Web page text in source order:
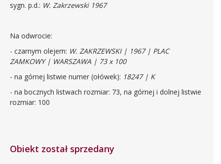
sygn. p.d.: W. Zakrzewski 1967
Na odwrocie:
- czarnym olejem: W. ZAKRZEWSKI | 1967 | PLAC
ZAMKOWY | WARSZAWA | 73 x 100
- na górnej listwie numer (ołówek): 18247 | K
- na bocznych listwach rozmiar: 73, na górnej i dolnej listwie
rozmiar: 100
Obiekt został sprzedany